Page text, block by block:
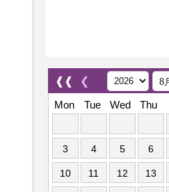
❰❰ ❮
Mon
Tue Wed Thu
3 4 5 6
10 11 12 13